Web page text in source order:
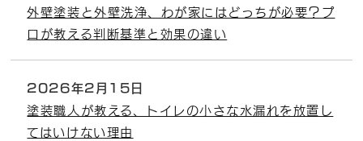
外壁塗装と外壁洗浄、わが家にはどっちが必要？プ
ロが教える判断基準と効果の違い
2026年2月15日
塗装職人が教える、トイレの小さな水漏れを放置し
てはいけない理由